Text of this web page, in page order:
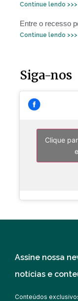
Continue lendo >>>
Entre o recesso
Continue lendo >>>
Siga-nos
Clique
Assine nossa
notícias e
Conteúdos